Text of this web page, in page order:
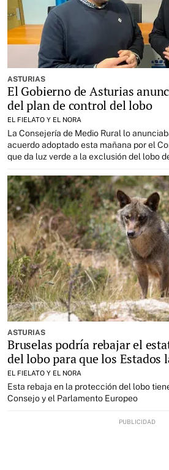
ASTURIAS
El Gobierno de Asturias
del plan de control del lobo
EL FIELATO Y EL NORA
La Consejería de Medio Rural lo
acuerdo adoptado esta mañana por el
que da luz verde a la exclusión del lobo
ASTURIAS
Bruselas podría rebajar el
del lobo para que los Estados
EL FIELATO Y EL NORA
Esta rebaja en la protección del lobo
Consejo y el Parlamento Europeo